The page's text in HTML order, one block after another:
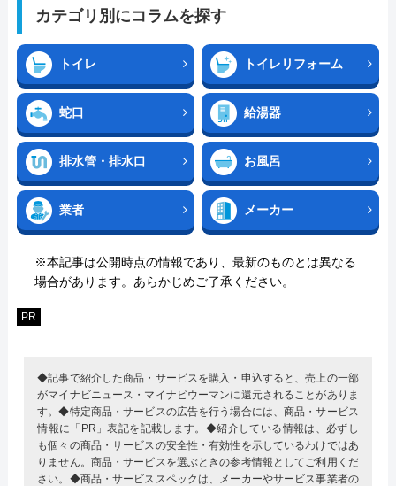
カテゴリ別にコラムを探す
トイレ トイレリフォーム
蛇口 給湯器
排水管・排水口 お風呂
業者 メーカー
※本記事は公開時点の情報であり、最新のものとは異なる
場合があります。あらかじめご了承ください。
PR
◆記事で紹介した商品・サービスを購入・申込すると、売上の一部
がマイナビニュース・マイナビウーマンに還元されることがありま
す。◆特定商品・サービスの広告を行う場合には、商品・サービス
情報に「PR」表記を記載します。◆紹介している情報は、必ずし
も個々の商品・サービスの安全性・有効性を示しているわけではあ
りません。商品・サービスを選ぶときの参考情報としてご利用くだ
さい。◆商品・サービススペックは、メーカーやサービス事業者の